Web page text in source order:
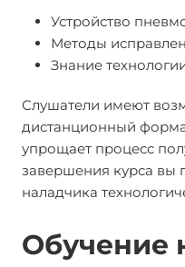
Устройство
Методы
Знание
Слушатели имеют
дистанционный
упрощает процесс
завершения курса вы
наладчика
Обучение